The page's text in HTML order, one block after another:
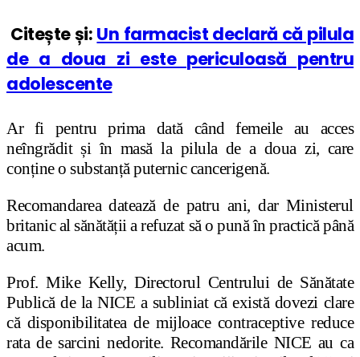
Citește și: Un farmacist declară că pilula
de a doua zi este periculoasă pentru
adolescente
Ar fi pentru prima dată când femeile au acces
neîngrădit și în masă la pilula de a doua zi, care
conține o substanță puternic cancerigenă.
Recomandarea datează de patru ani, dar Ministerul
britanic al sănătății a refuzat să o pună în practică până
acum.
Prof. Mike Kelly, Directorul Centrului de Sănătate
Publică de la NICE a subliniat că există dovezi clare
că disponibilitatea de mijloace contraceptive reduce
rata de sarcini nedorite. Recomandările NICE au ca